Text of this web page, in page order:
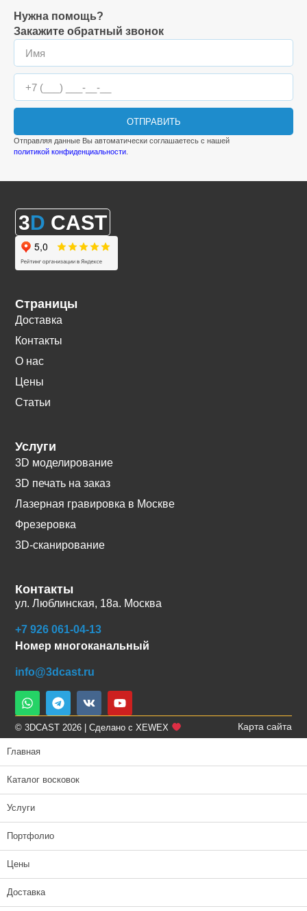
Нужна помощь?
Закажите обратный звонок
ОТПРАВИТЬ
Отправляя данные Вы автоматически соглашаетесь с нашей
политикой конфиденциальности
3D CAST
Страницы
Доставка
Контакты
О нас
Цены
Статьи
Услуги
3D моделирование
3D печать на заказ
Лазерная гравировка в Москве
Фрезеровка
3D-сканирование
Контакты
ул. Люблинская, 18а. Москва
+7 926 061-04-13
Номер многоканальный
info@3dcast.ru
© 3DCAST 2026 | Сделано с XEWEX Карта сайта
Главная
Каталог восковок
Услуги
Портфолио
Цены
Доставка